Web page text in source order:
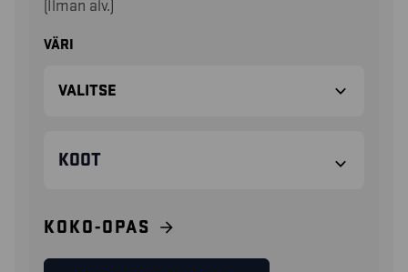
(Ilman alv.)
VÄRI
KOOT
KOKO-OPAS